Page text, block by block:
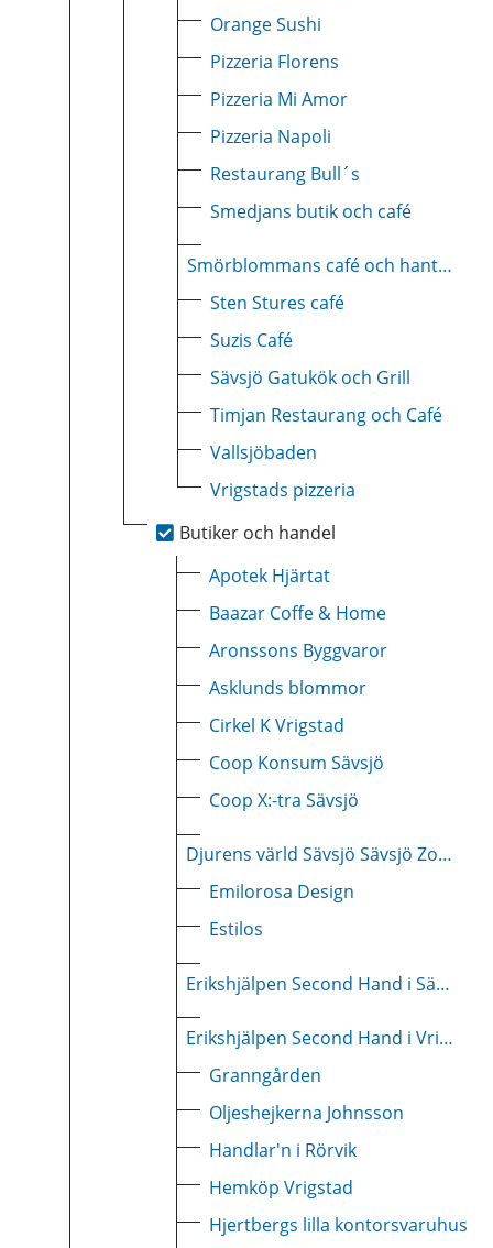
Orange Sushi
Pizzeria Florens
Pizzeria Mi Amor
Pizzeria Napoli
Restaurang Bull´s
Smedjans butik och café
Smörblommans café och hantverk
Sten Stures café
Suzis Café
Sävsjö Gatukök och Grill
Timjan Restaurang och Café
Vallsjöbaden
Vrigstads pizzeria
Butiker och handel
Apotek Hjärtat
Baazar Coffe & Home
Aronssons Byggvaror
Asklunds blommor
Cirkel K Vrigstad
Coop Konsum Sävsjö
Coop X:-tra Sävsjö
Djurens värld Sävsjö Sävsjö Zoo & Lek
Emilorosa Design
Estilos
Erikshjälpen Second Hand i Sävsjö
Erikshjälpen Second Hand i Vrigstad
Granngården
Oljeshejkerna Johnsson
Handlar'n i Rörvik
Hemköp Vrigstad
Hjertbergs lilla kontorsvaruhus